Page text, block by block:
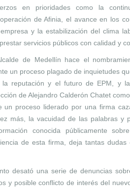
en prioridades como la
de Afinia, el avance en los
y la estabilización del clima
servicios públicos con calidad y
de Medellín hace el
un proceso plagado de inquietudes
la reputación y el futuro de EPM, y
de Alejandro Calderón Chatet
un proceso liderado por una firma
más, la vacuidad de las palabras y
conocida públicamente
de esta firma, deja tantas dudas
desató una serie de denuncias
y posible conflicto de interés del